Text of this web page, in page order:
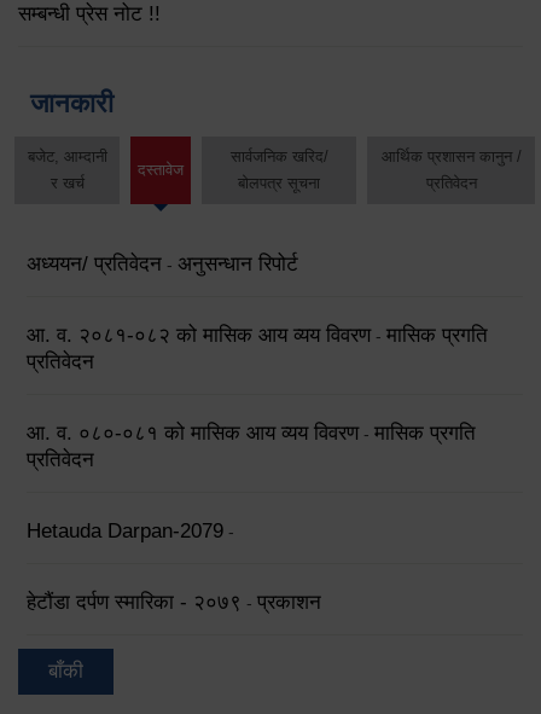
सम्बन्धी प्रेस नोट !!
जानकारी
बजेट, आम्दानी
र खर्च
दस्तावेज
सार्वजनिक खरिद/
बोलपत्र सूचना
आर्थिक प्रशासन कानुन /
प्रतिवेदन
अध्ययन/ प्रतिवेदन - अनुसन्धान रिपोर्ट
आ. व. २०८१-०८२ को मासिक आय व्यय विवरण - मासिक प्रगति
प्रतिवेदन
आ. व. ०८०-०८१ को मासिक आय व्यय विवरण - मासिक प्रगति
प्रतिवेदन
Hetauda Darpan-2079 -
हेटौंडा दर्पण स्मारिका - २०७९ - प्रकाशन
बाँकी